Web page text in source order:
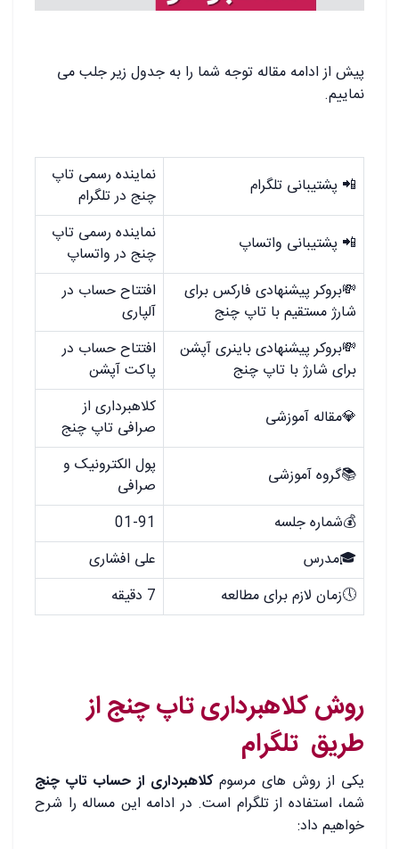
پیش از ادامه مقاله توجه شما را به جدول زیر جلب می
نماییم.
📲 پشتیبانی تلگرام
نماینده رسمی تاپ
چنج در تلگرام
📲 پشتیبانی واتساپ
نماینده رسمی تاپ
چنج در واتساپ
💸بروکر پیشنهادی فارکس برای
شارژ مستقیم با تاپ چنج
افتتاح حساب در
آلپاری
💸بروکر پیشنهادی باینری آپشن
برای شارژ با تاپ چنج
افتتاح حساب در
پاکت آپشن
💎مقاله آموزشی
کلاهبرداری از
صرافی تاپ چنج
📚گروه آموزشی
پول الکترونیک و
صرافی
💰شماره جلسه
01-91
🎓مدرس
علی افشاری
🕔زمان لازم برای مطالعه
7 دقیقه
روش کلاهبرداری تاپ چنج از
طریق تلگرام
یکی از روش های مرسومکلاهبرداری از حساب تاپ چنج
شما، استفاده از تلگرام است. در ادامه این مساله را شرح
خواهیم داد: